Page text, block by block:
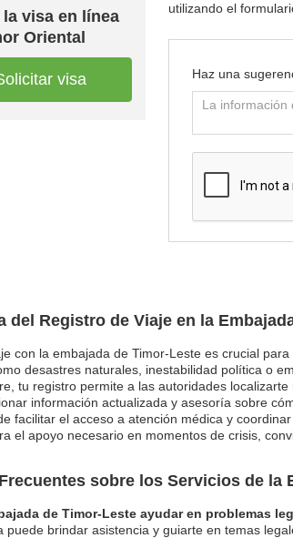
del Registro de Viaje en la
con la embajada de Timor-Leste es crucial
desastres naturales, inestabilidad política o
tu registro permite a las autoridades
información actualizada y asesoría sobre
facilitar el acceso a atención médica y
el apoyo necesario en momentos de crisis,
sobre los Servicios de la
de Timor-Leste ayudar en problemas
puede brindar asistencia y guiarte en temas
visa en línea
Oriental
visa
utilizando el
Haz una